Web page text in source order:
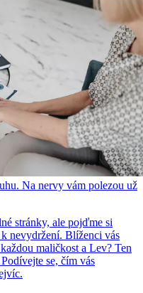
Na nervy vám polezou už
stránky, ale pojďme si
nevydržení. Blíženci vás
maličkost a Lev? Ten
se, čím vás